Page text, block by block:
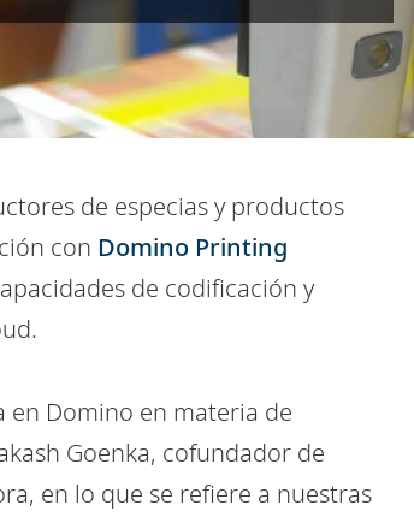
de especias y productos
con Domino Printing
de codificación y
en Domino en materia de
Goenka, cofundador de
en lo que se refiere a nuestras